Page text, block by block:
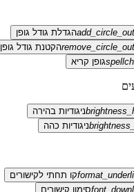
הגדלת גודל גופן
הקטנת גודל גופן
גופן קריא
ניגודיות בהירה
ניגודיות כהה
קו תחתי לקישורים
סימון קישורים